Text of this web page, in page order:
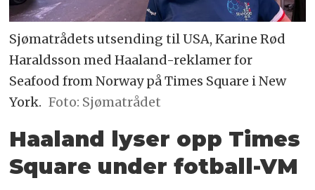
Sjømatrådets utsending til USA, Karine Rød
Haraldsson med Haaland-reklamer for
Seafood from Norway på Times Square i New
York. Foto: Sjømatrådet
Haaland lyser opp Times
Square under fotball-VM